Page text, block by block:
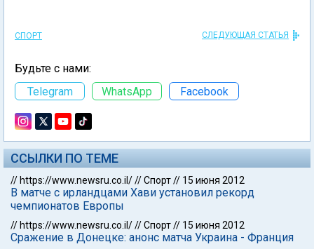
СПОРТ СЛЕДУЮЩАЯ СТАТЬЯ
Будьте с нами:
Telegram
WhatsApp Facebook
ССЫЛКИ ПО ТЕМЕ
// https://www.newsru.co.il///Спорт// 15 июня 2012
В матче с ирландцами Хави установил рекорд
чемпионатов Европы
// https://www.newsru.co.il///Спорт// 15 июня 2012
Сражение в Донецке: анонс матча Украина - Франция